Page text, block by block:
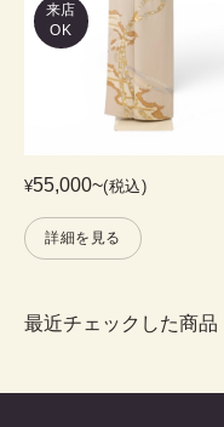
来店
OK
¥55,000~(税込)
詳細を見る
最近チェックした商品